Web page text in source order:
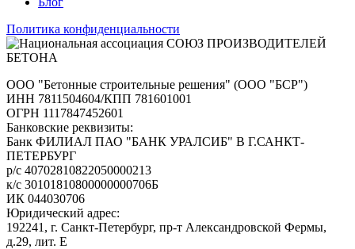
Политика конфиденциальности
ООО "Бетонные строительные решения" (ООО "БСР")
ИНН 7811504604/КПП 781601001
ОГРН 1117847452601
Банковские реквизиты:
Банк ФИЛИАЛ ПАО "БАНК УРАЛСИБ" В Г.САНКТ-
ПЕТЕРБУРГ
р/с 40702810822050000213
к/с 30101810800000000706Б
ИК 044030706
Юридический адрес:
192241, г. Санкт-Петербург, пр-т Александровской Фермы,
д.29, лит. Е